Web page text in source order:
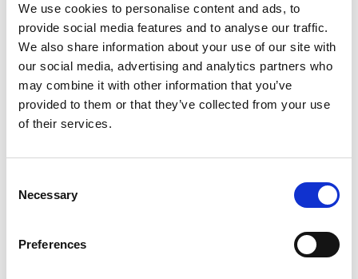
We use cookies to personalise content and ads, to
provide social media features and to analyse our traffic.
We also share information about your use of our site with
our social media, advertising and analytics partners who
may combine it with other information that you’ve
provided to them or that they’ve collected from your use
of their services.
Selection
Necessary
Preferences
Erfahren Sie mehr über
Hydraulico-Produkte